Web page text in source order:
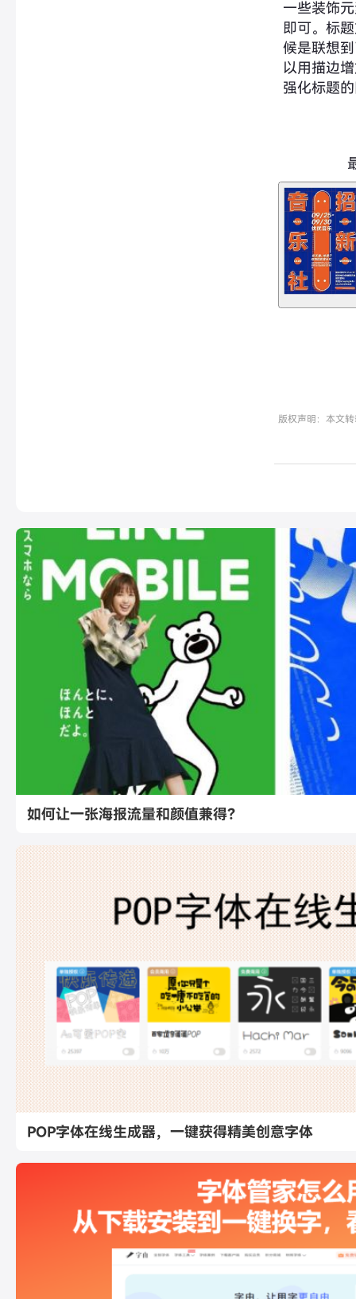
一些装饰
即可。标
候是联想
以用描边
强化标题
版权声明：本文
如何让一张海报流量和颜值兼得？
POP字体在线生成器，一键获得精美创意字体